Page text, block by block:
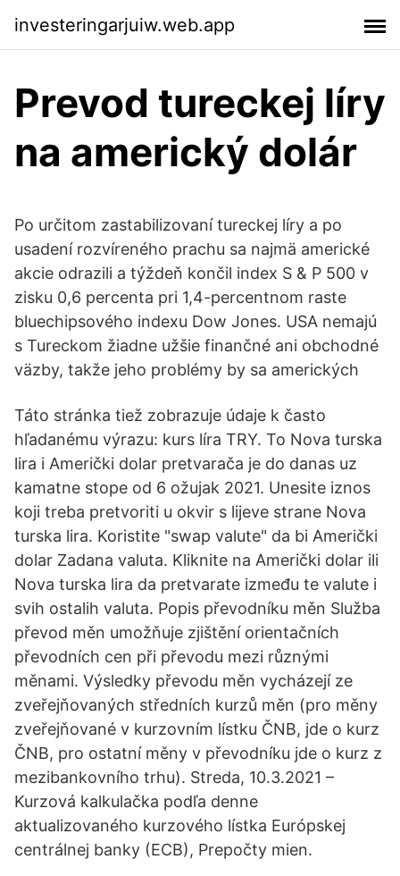
investeringarjuiw.web.app
Prevod tureckej líry
na americký dolár
Po určitom zastabilizovaní tureckej líry a po
usadení rozvíreného prachu sa najmä americké
akcie odrazili a týždeň končil index S & P 500 v
zisku 0,6 percenta pri 1,4-percentnom raste
bluechipsového indexu Dow Jones. USA nemajú
s Tureckom žiadne užšie finančné ani obchodné
väzby, takže jeho problémy by sa amerických
Táto stránka tiež zobrazuje údaje k často
hľadanému výrazu: kurs líra TRY. To Nova turska
lira i Američki dolar pretvarača je do danas uz
kamatne stope od 6 ožujak 2021. Unesite iznos
koji treba pretvoriti u okvir s lijeve strane Nova
turska lira. Koristite "swap valute" da bi Američki
dolar Zadana valuta. Kliknite na Američki dolar ili
Nova turska lira da pretvarate između te valute i
svih ostalih valuta. Popis převodníku měn Služba
převod měn umožňuje zjištění orientačních
převodních cen při převodu mezi různými
měnami. Výsledky převodu měn vycházejí ze
zveřejňovaných středních kurzů měn (pro měny
zveřejňované v kurzovním lístku ČNB, jde o kurz
ČNB, pro ostatní měny v převodníku jde o kurz z
mezibankovního trhu). Streda, 10.3.2021 –
Kurzová kalkulačka podľa denne
aktualizovaného kurzového lístka Európskej
centrálnej banky (ECB), Prepočty mien.